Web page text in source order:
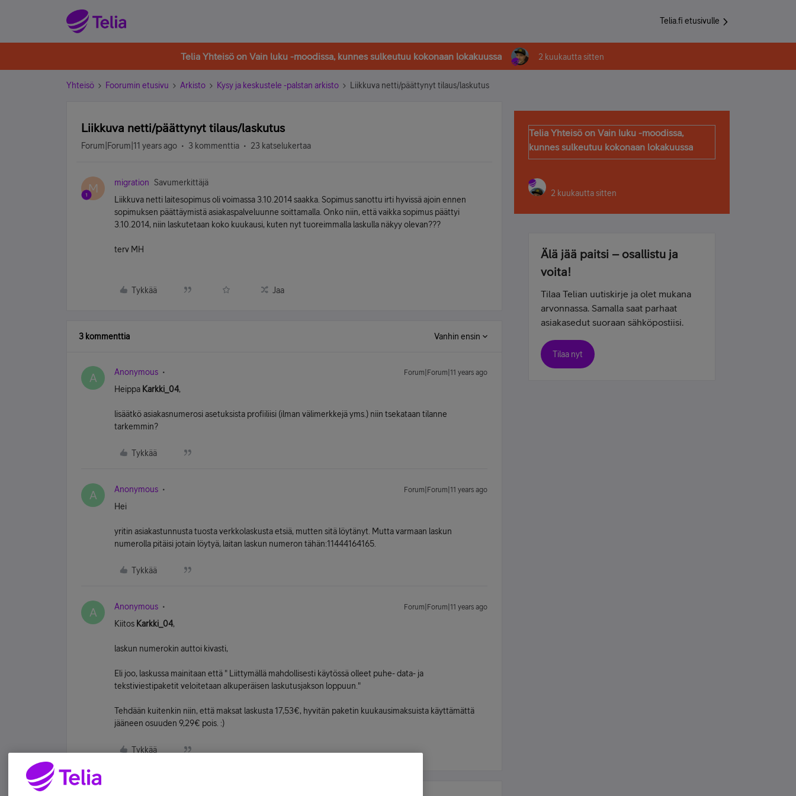
Telia.fi etusivulle
Telia Yhteisö on Vain luku -moodissa, kunnes sulkeutuu kokonaan lokakuussa 2 kuukautta sitten
Yhteisö Foorumin etusivu Arkisto Kysy ja keskustele -palstan arkisto Liikkuva netti/päättynyt tilaus/laskutus
Liikkuva netti/päättynyt tilaus/laskutus
Forum|Forum|11 years ago 3 kommenttia 23 katselukertaa
M migration
Savumerkittäjä
Liikkuva netti laitesopimus oli voimassa 3.10.2014 saakka. Sopimus sanottu irti hyvissä ajoin ennen
sopimuksen päättäymistä asiakaspalveluunne soittamalla. Onko niin, että vaikka sopimus päättyi
3.10.2014, niin laskutetaan koko kuukausi, kuten nyt tuoreimmalla laskulla näkyy olevan???
terv MH
Tykkää Jaa
3 kommenttia Vanhin ensin
A Anonymous Forum|Forum|11 years ago
Heippa Karkki_04,
lisäätkö asiakasnumerosi asetuksista profiiliisi (ilman välimerkkejä yms.) niin tsekataan tilanne
tarkemmin?
Tykkää
A Anonymous Forum|Forum|11 years ago
Hei
yritin asiakastunnusta tuosta verkkolaskusta etsiä, mutten sitä löytänyt. Mutta varmaan laskun
numerolla pitäisi jotain löytyä, laitan laskun numeron tähän:11444164165.
Tykkää
A Anonymous Forum|Forum|11 years ago
Kiitos Karkki_04,
laskun numerokin auttoi kivasti,
Eli joo, laskussa mainitaan että " Liittymällä mahdollisesti käytössä olleet puhe- data- ja
tekstiviestipaketit veloitetaan alkuperäisen laskutusjakson loppuun."
Tehdään kuitenkin niin, että maksat laskusta 17,53€, hyvitän paketin kuukausimaksuista käyttämättä
jääneen osuuden 9,29€ pois. :)
Tykkää
Telia Yhteisö on Vain luku -moodissa,
kunnes sulkeutuu kokonaan lokakuussa
2 kuukautta sitten
Älä jää paitsi – osallistu ja
voita!
Tilaa Telian uutiskirje ja olet mukana
arvonnassa. Samalla saat parhaat
asiakasedut suoraan sähköpostiisi.
Tilaa nyt